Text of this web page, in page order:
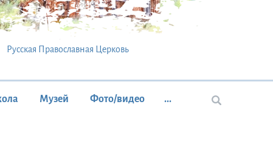
Русская Православная Церковь
Музей Фото/видео ...